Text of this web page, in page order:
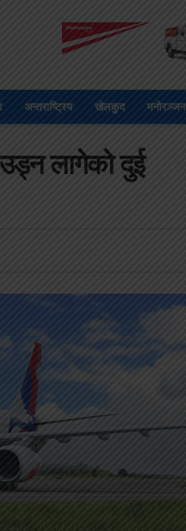
अन्तराष्ट्रिय खेलकुद मनोरञ्जन
लागेको दुई